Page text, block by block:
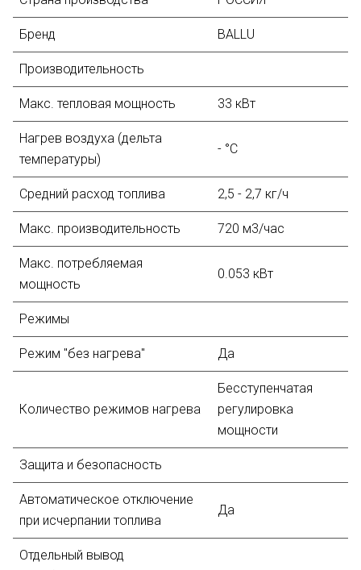
Бренд BALLU
Производительность
Макс. тепловая мощность 33 кВт
Нагрев воздуха (дельта
температуры)
- °С
Средний расход топлива 2,5 - 2,7 кг/ч
Макс. производительность 720 м3/час
Макс. потребляемая
мощность
0.053 кВт
Режимы
Режим "без нагрева" Да
Количество режимов нагрева
Бесступенчатая
регулировка
мощности
Защита и безопасность
Автоматическое отключение
при исчерпании топлива
Да
Отдельный вывод